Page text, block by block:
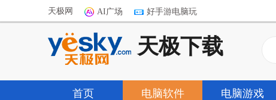
天极网 AI广场 好手游电脑玩
天极下载
首页 电脑软件 电脑游戏